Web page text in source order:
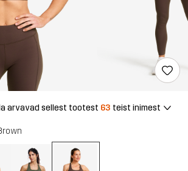
arvavad sellest tootest 63 teist inimest